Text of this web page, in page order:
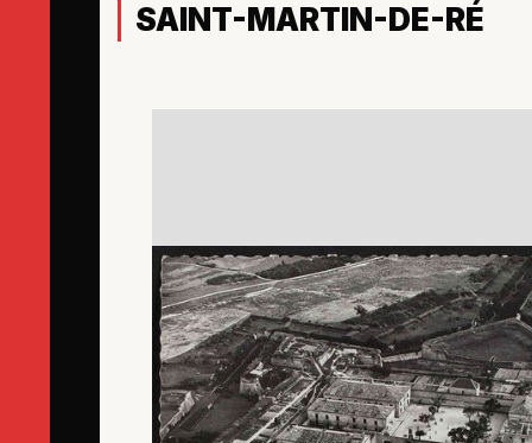
SAINT-MARTIN-DE-RÉ